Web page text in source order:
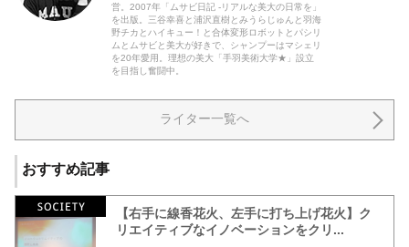
営。2007年「ムサビ日記 -リアルな美大の日常を」
を出版。三谷幸喜と浦沢直樹とみうらじゅんと羽海
野チカとハイキュー！と合体変形ロボットとパシリ
ムとムサビと美大が好きで、シャンプーはマシェリ
を20年愛用。理想の美大「手羽美術大学★」設立
を目指し奮闘中。
ライター一覧へ
おすすめ記事
【右手に線香花火、左手に打ち上げ花火】ク
リエイティブなイノベーションをクリ...